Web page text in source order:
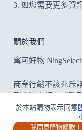
於本站購物表示同意
我同意購物條款
3. 如您需要更多資
關於我們
寗可好物
商業行銷不該充斥
件事，優缺並陳，
拒絕業配開箱委託